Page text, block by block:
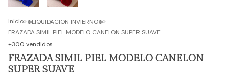
Inicio>❄️LIQUIDACION INVIERNO❄️>
FRAZADA SIMIL PIEL MODELO CANELON SUPER SUAVE
+300 vendidos
FRAZADA SIMIL PIEL MODELO CANELON
SUPER SUAVE